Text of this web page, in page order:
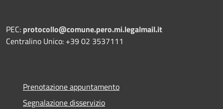
PEC: protocollo@comune.pero.mi.legalmail.it
Centralino Unico: +39 02 3537111
Prenotazione appuntamento
Segnalazione disservizio